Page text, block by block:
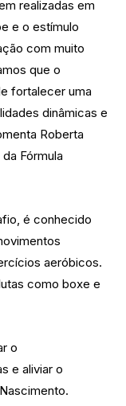
realizadas em
e o estímulo
com muito
que o
fortalecer uma
dinâmicas e
Roberta
Fórmula
é conhecido
aeróbicos.
como boxe e
o
e aliviar o